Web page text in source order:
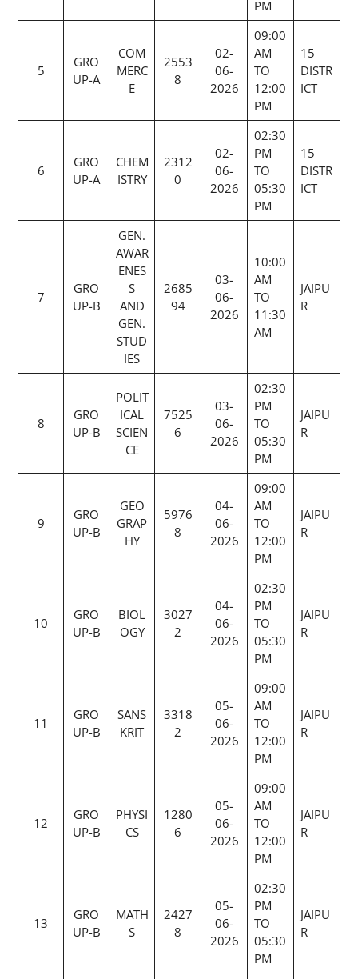
PM
5
GRO
UP-A
COM
MERC
E
2553
8
02-
06-
2026
09:00
AM
TO
12:00
PM
15
DISTR
ICT
6
GRO
UP-A
CHEM
ISTRY
2312
0
02-
06-
2026
02:30
PM
TO
05:30
PM
15
DISTR
ICT
7
GRO
UP-B
GEN.
AWAR
ENES
S
AND
GEN.
STUD
IES
2685
94
03-
06-
2026
10:00
AM
TO
11:30
AM
JAIPU
R
8
GRO
UP-B
POLIT
ICAL
SCIEN
CE
7525
6
03-
06-
2026
02:30
PM
TO
05:30
PM
JAIPU
R
9
GRO
UP-B
GEO
GRAP
HY
5976
8
04-
06-
2026
09:00
AM
TO
12:00
PM
JAIPU
R
10
GRO
UP-B
BIOL
OGY
3027
2
04-
06-
2026
02:30
PM
TO
05:30
PM
JAIPU
R
11
GRO
UP-B
SANS
KRIT
3318
2
05-
06-
2026
09:00
AM
TO
12:00
PM
JAIPU
R
12
GRO
UP-B
PHYSI
CS
1280
6
05-
06-
2026
09:00
AM
TO
12:00
PM
JAIPU
R
13
GRO
UP-B
MATH
S
2427
8
05-
06-
2026
02:30
PM
TO
05:30
PM
JAIPU
R